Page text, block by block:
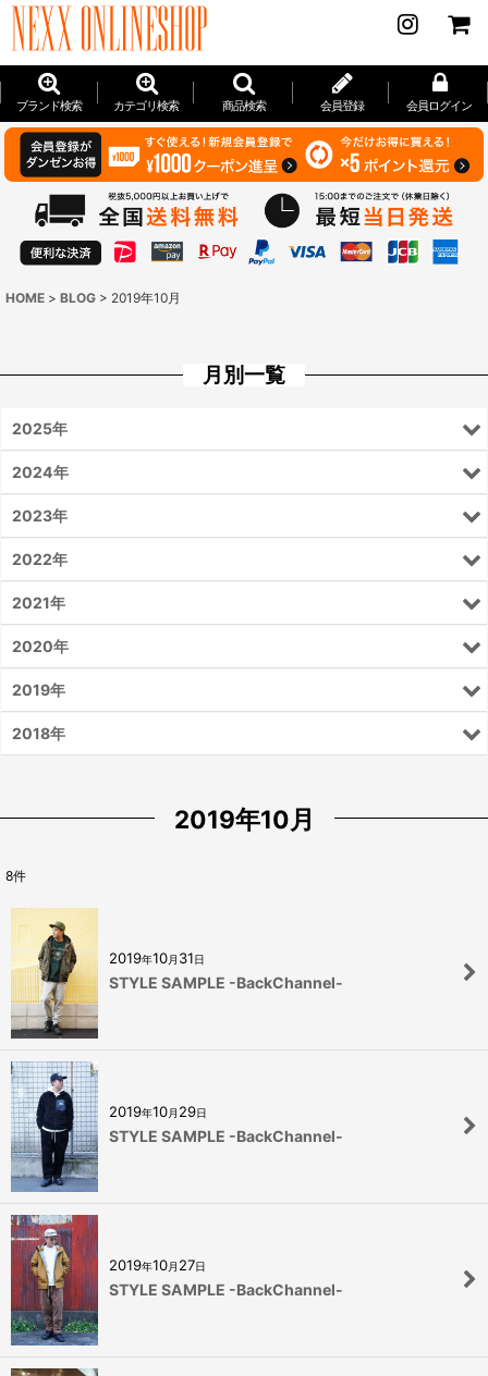
ブランド検索 カテゴリ検索 商品検索 会員登録 会員ログイン
HOME > BLOG > 2019年10月
2019年10月
8件
2019年10月 31日
STYLE SAMPLE -BackChannel-
2019年10月 29日
STYLE SAMPLE -BackChannel-
2019年10月 27日
STYLE SAMPLE -BackChannel-
月別一覧
2025年
2024年
2023年
2022年
2021年
2020年
2019年
2018年